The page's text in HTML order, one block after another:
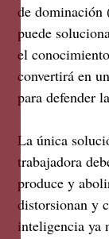
de
puede
el
convertirá en
para defender
La única
trabajadora
produce y
distorsionan y
inteligencia ya